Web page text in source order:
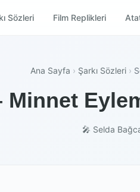
Sözleri Film Replikleri
Ana Sayfa › Şarkı Sözleri ›
🎤 Selda